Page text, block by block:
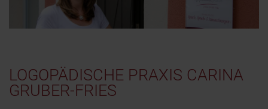
LOGOPÄDISCHE PRAXIS CARINA
GRUBER-FRIES